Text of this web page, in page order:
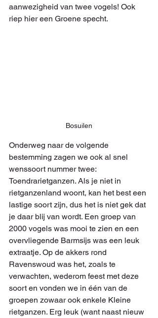
aanwezigheid van twee vogels! Ook
riep hier een Groene specht.
Bosuilen
Onderweg naar de volgende
bestemming zagen we ook al snel
wenssoort nummer twee:
Toendrarietganzen. Als je niet in
rietganzenland woont, kan het best een
lastige soort zijn, dus het is niet gek dat
je daar blij van wordt. Een groep van
2000 vogels was mooi te zien en een
overvliegende Barmsijs was een leuk
extraatje. Op de akkers rond
Ravenswoud was het, zoals te
verwachten, wederom feest met deze
soort en vonden we in één van de
groepen zowaar ook enkele Kleine
rietganzen. Erg leuk (want naast nieuw